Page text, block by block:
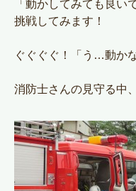
「動かしてみても良い
挑戦してみます！
ぐぐぐぐ！「う…動か
消防士さんの見守る中